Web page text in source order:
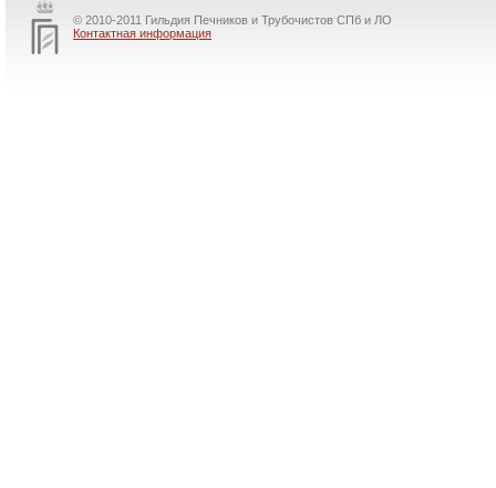
© 2010-2011 Гильдия Печников и Трубочистов СПб и ЛО
Контактная информация